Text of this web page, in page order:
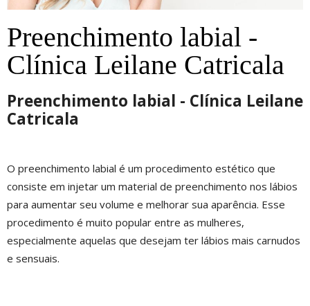
Preenchimento labial -
Clínica Leilane Catricala
Preenchimento labial - Clínica Leilane
Catricala
O preenchimento labial é um procedimento estético que
consiste em injetar um material de preenchimento nos lábios
para aumentar seu volume e melhorar sua aparência. Esse
procedimento é muito popular entre as mulheres,
especialmente aquelas que desejam ter lábios mais carnudos
e sensuais.